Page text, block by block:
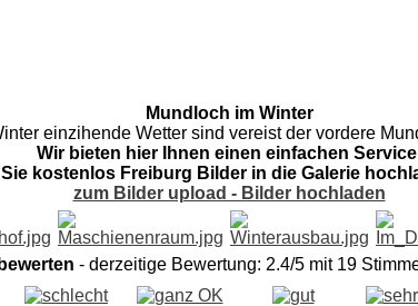
Mundloch im Winter
einzihende Wetter sind vereist der vordere
Wir bieten hier Ihnen einen einfachen
kostenlos Freiburg Bilder in die Galerie
zum Bilder upload - Bilder hochladen
- derzeitige Bewertung: 2.4/5 mit 19